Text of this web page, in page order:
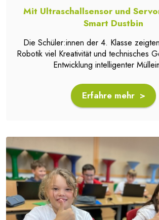
Mit Ultraschallsensor und
Smart Dustbin
Die Schüler:innen der 4. Klasse
Robotik viel Kreativität und technisches
Entwicklung intelligenter
Erfahre mehr >